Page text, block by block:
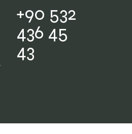
+90 532
436 45
43